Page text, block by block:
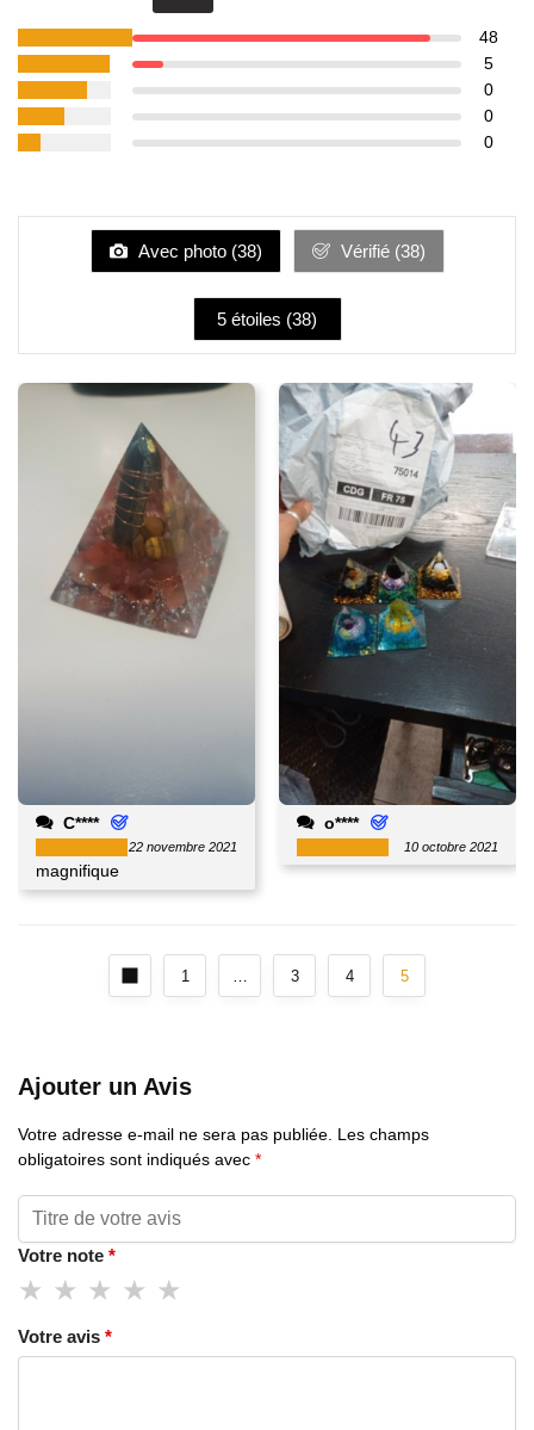
48
5
0
0
0
Avec photo (38) Vérifié (38)
5 étoiles (38)
C****
22 novembre 2021
magnifique
o****
10 octobre 2021
1 3 4 5
Ajouter un Avis
Votre adresse e-mail ne sera pas publiée. Les champs
obligatoires sont indiqués avec *
Votre note *
Votre avis *